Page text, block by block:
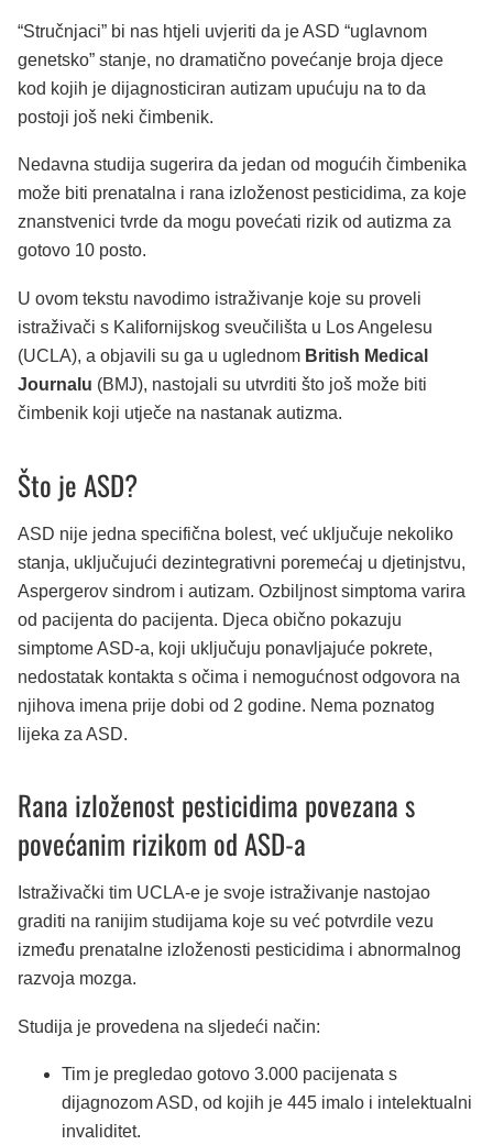
“Stručnjaci” bi nas htjeli uvjeriti da je ASD “uglavnom
genetsko” stanje, no dramatično povećanje broja djece
kod kojih je dijagnosticiran autizam upućuju na to da
postoji još neki čimbenik.
Nedavna studija sugerira da jedan od mogućih čimbenika
može biti prenatalna i rana izloženost pesticidima, za koje
znanstvenici tvrde da mogu povećati rizik od autizma za
gotovo 10 posto.
U ovom tekstu navodimo istraživanje koje su proveli
istraživači s Kalifornijskog sveučilišta u Los Angelesu
(UCLA), a objavili su ga u uglednom British Medical
Journalu (BMJ), nastojali su utvrditi što još može biti
čimbenik koji utječe na nastanak autizma.
Što je ASD?
ASD nije jedna specifična bolest, već uključuje nekoliko
stanja, uključujući dezintegrativni poremećaj u djetinjstvu,
Aspergerov sindrom i autizam. Ozbiljnost simptoma varira
od pacijenta do pacijenta. Djeca obično pokazuju
simptome ASD-a, koji uključuju ponavljajuće pokrete,
nedostatak kontakta s očima i nemogućnost odgovora na
njihova imena prije dobi od 2 godine. Nema poznatog
lijeka za ASD.
Rana izloženost pesticidima povezana s
povećanim rizikom od ASD-a
Istraživački tim UCLA-e je svoje istraživanje nastojao
graditi na ranijim studijama koje su već potvrdile vezu
između prenatalne izloženosti pesticidima i abnormalnog
razvoja mozga.
Studija je provedena na sljedeći način:
Tim je pregledao gotovo 3.000 pacijenata s
dijagnozom ASD, od kojih je 445 imalo i intelektualni
invaliditet.